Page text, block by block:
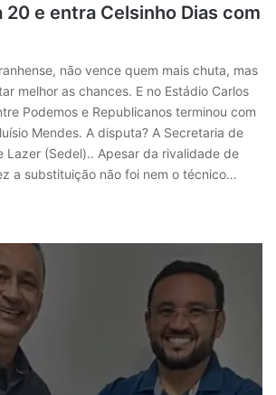
20 e entra Celsinho Dias com
não vence quem mais chuta, mas
melhor as chances. E no Estádio Carlos
Podemos e Republicanos terminou com
Mendes. A disputa? A Secretaria de
Lazer (Sedel).. Apesar da rivalidade de
a substituição não foi nem o técnico…